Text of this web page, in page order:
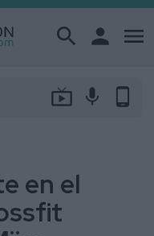
search person menu
live_tv mic phone_android
en el